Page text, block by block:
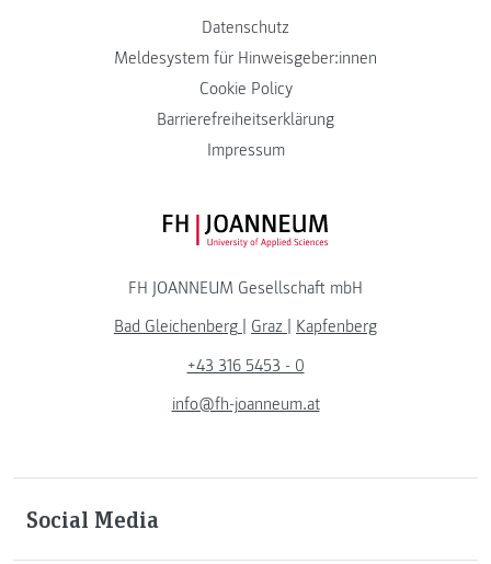
Datenschutz
Meldesystem für Hinweisgeber:innen
Cookie Policy
Barrierefreiheitserklärung
Impressum
FH JOANNEUM Logo
FH JOANNEUM Gesellschaft mbH
Bad Gleichenberg
Graz
Kapfenberg
+43 316 5453 - 0
info@fh-joanneum.at
Social Media